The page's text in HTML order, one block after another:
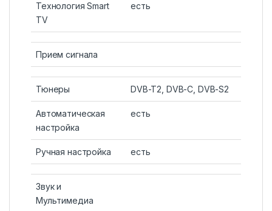
Технология Smart
TV
есть
Прием сигнала
Тюнеры DVB-T2, DVB-C, DVB-S2
Автоматическая
настройка
есть
Ручная настройка есть
Звук и
Мультимедиа